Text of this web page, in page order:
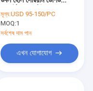
মূল্য:USD 95-150/PC
MOQ:1
সর্বশেষ দাম পান
এখন যোগাযোগ